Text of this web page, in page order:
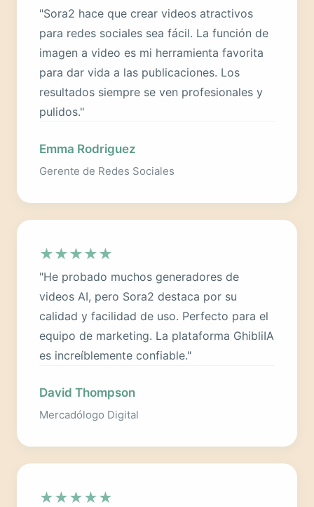
"Sora2 hace que crear videos atractivos
para redes sociales sea fácil. La función de
imagen a video es mi herramienta favorita
para dar vida a las publicaciones. Los
resultados siempre se ven profesionales y
pulidos."
Emma Rodriguez
Gerente de Redes Sociales
★★★★★
"He probado muchos generadores de
videos AI, pero Sora2 destaca por su
calidad y facilidad de uso. Perfecto para el
equipo de marketing. La plataforma GhibliIA
es increíblemente confiable."
David Thompson
Mercadólogo Digital
★★★★★